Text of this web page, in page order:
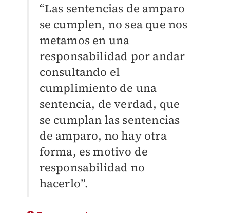
“Las sentencias de amparo
se cumplen, no sea que nos
metamos en una
responsabilidad por andar
consultando el
cumplimiento de una
sentencia, de verdad, que
se cumplan las sentencias
de amparo, no hay otra
forma, es motivo de
responsabilidad no
hacerlo”.